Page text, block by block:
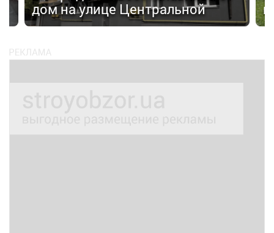
дом на улице Центральной